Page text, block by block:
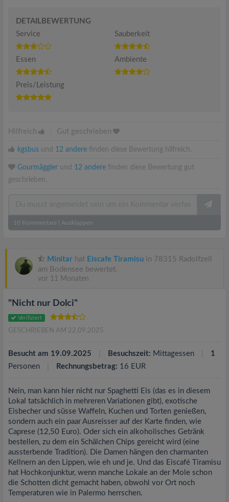
DETAILBEWERTUNG
Service
Sauberkeit
Essen Ambiente
Preis/Leistung
Hilfreich Gut geschrieben
kgsbus und 12 andere finden diese Bewertung hilfreich.
Gourmäggler und 12 andere finden diese Bewertung gut
geschrieben.
10 Kommentare Ausklappen
Minitar hat Eiscafe Tiramisu in 78315 Radolfzell
am Bodensee bewertet.
vor 11 Monaten
"Nicht nur Dolci"
Verifiziert
GESCHRIEBEN AM 22.09.2025
Besucht am 19.09.2025 Besuchszeit: Mittagessen
1
Personen
Rechnungsbetrag: 16 EUR
Nein, man kann hier nicht nur Spaghetti Eis (das es in diesem
Lokal tatsächlich in mehreren Variationen gibt), exotische
Eisbecher und süsse Waffeln, Kuchen und Torten genießen,
sondern auch ein paar Ausreisser auf der Karte finden, wie
Caprese (12,50 Euro). Oder sich ein alkoholisches Getränk
bestellen, zu dem ein Schälchen Chips gereicht wird (eine
aussterbende Tradition). Die Damen hängen den charmanten
Kellnern an den Lippen, wie eh und je. Und das Eiscafé Tiramisu
hat Hochkonjunktur, wenn manche Lokale an der Mole schon
die Schotten dicht gemacht haben, obwohl vor Ort noch
Temperaturen wie in Palermo herrschen.